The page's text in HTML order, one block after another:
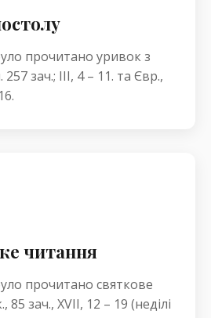
прочитано уривок з
зач.; III, 4 – 11. та Євр.,
читання
прочитано святкове
85 зач., XVII, 12 – 19 (неділі